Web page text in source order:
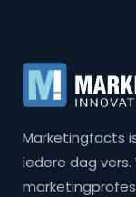
Marketingfacts
iedere dag